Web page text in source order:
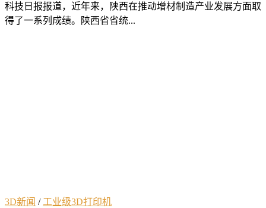
科技日报报道，近年来，陕西在推动增材制造产业发展方面取
得了一系列成绩。陕西省省统...
3D新闻 / 工业级3D打印机